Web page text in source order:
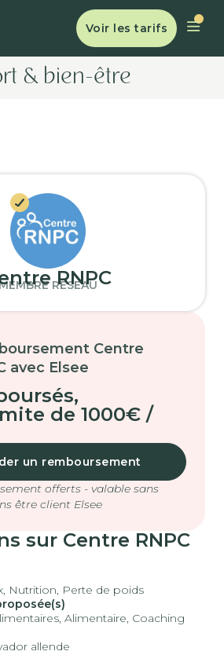
Voir les tarifs
& bien-être
RNPC
RÉSEAU
Centre
avec Elsee
,
de 1000€ /
un remboursement
offerts - valable sans
être client Elsee
sur Centre RNPC
Nutrition, Perte de poids
Alimentaire, Coaching
allende